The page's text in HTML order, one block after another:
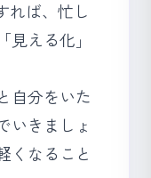
れば、忙し
える化」
自分をいた
いきましょ
くなること